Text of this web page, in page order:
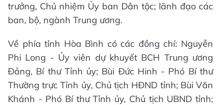
trưởng, Chủ nhiệm Ủy ban Dân tộc; lãnh đạo các
ban, bộ, ngành Trung ương.
Về phía tỉnh Hòa Bình có các đồng chí: Nguyễn
Phi Long - Ủy viên dự khuyết BCH Trung ương
Đảng, Bí thư Tỉnh ủy; Bùi Đức Hinh - Phó Bí thư
Thường trực Tỉnh ủy, Chủ tịch HĐND tỉnh; Bùi Văn
Khánh - Phó Bí thư Tỉnh ủy, Chủ tịch UBND tỉnh;